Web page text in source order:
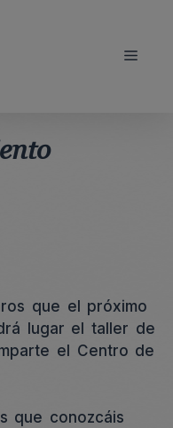
Menú
que el próximo
lugar el taller de
el Centro de
que conozcáis